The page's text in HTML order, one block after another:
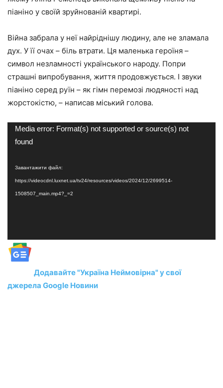
піаніно у своїй зруйнованій квартирі.
Війна забрала у неї найріднішу людину, але не зламала
дух. У її очах – біль втрати. Ця маленька героїня –
символ незламності українського народу. Попри
страшні випробування, життя продовжується. І звуки
піаніно серед руїн – як гімн перемозі людяності над
жорстокістю, – написав міський голова.
Відеопрогравач
Media error: Format(s) not supported or source(s) not
found
Завантажити файл:
https://videocdnl.luxnet.ua/tv24/resources/videos/2024/12/2699514-
1508507_main.mp4?_=2
Додавайте "Україна Неймовірна" у свої
джерела Google Новини